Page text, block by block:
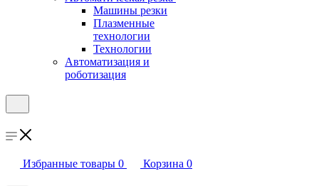
Машины резки
Плазменные
технологии
Технологии
Автоматизация и
роботизация
Избранные товары 0 Корзина 0